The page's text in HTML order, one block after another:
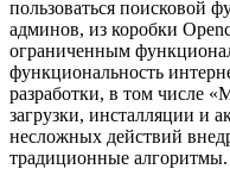
пользоваться поисковой
админов, из коробки
ограниченным
функциональность
разработки, в том числе
загрузки, инсталляции и
несложных действий
традиционные алгоритмы.